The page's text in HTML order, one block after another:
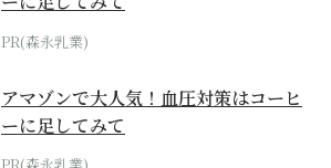
PR(森永乳業)
アマゾンで大人気！血圧対策はコーヒ
ーに足してみて